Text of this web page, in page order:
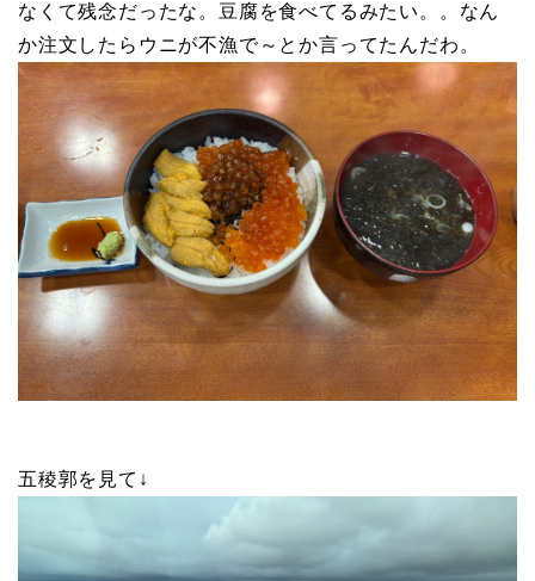
なくて残念だったな。豆腐を食べてるみたい。。なん
か注文したらウニが不漁で～とか言ってたんだわ。
五稜郭を見て↓